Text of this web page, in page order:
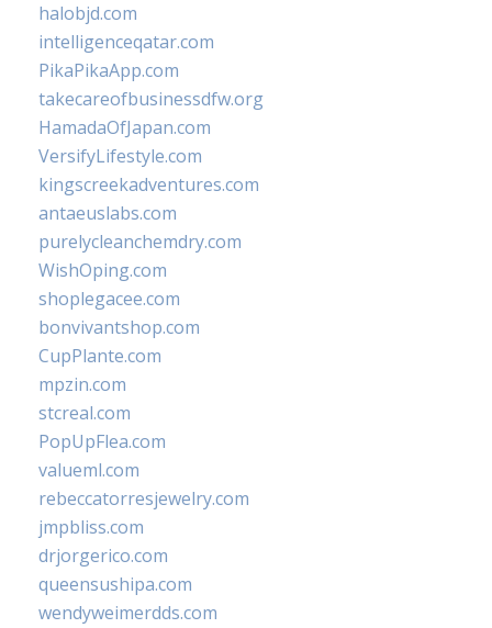
halobjd.com
intelligenceqatar.com
PikaPikaApp.com
takecareofbusinessdfw.org
HamadaOfJapan.com
VersifyLifestyle.com
kingscreekadventures.com
antaeuslabs.com
purelycleanchemdry.com
WishOping.com
shoplegacee.com
bonvivantshop.com
CupPlante.com
mpzin.com
stcreal.com
PopUpFlea.com
valueml.com
rebeccatorresjewelry.com
jmpbliss.com
drjorgerico.com
queensushipa.com
wendyweimerdds.com